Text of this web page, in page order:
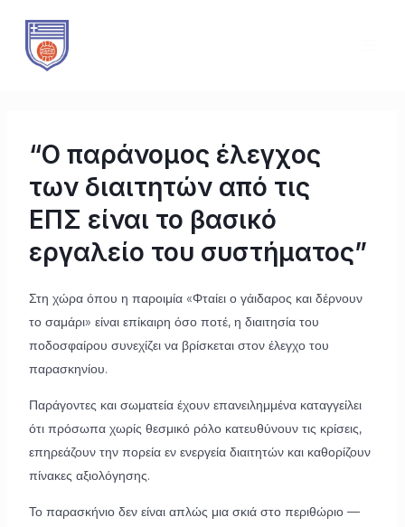
περιεχόμενο
“Ο παράνομος έλεγχος
των διαιτητών από τις
ΕΠΣ είναι το βασικό
εργαλείο του συστήματος”
Στη χώρα όπου η παροιμία «Φταίει ο γάιδαρος και δέρνουν
το σαμάρι» είναι επίκαιρη όσο ποτέ, η διαιτησία του
ποδοσφαίρου συνεχίζει να βρίσκεται στον έλεγχο του
παρασκηνίου.
Παράγοντες και σωματεία έχουν επανειλημμένα καταγγείλει
ότι πρόσωπα χωρίς θεσμικό ρόλο κατευθύνουν τις κρίσεις,
επηρεάζουν την πορεία εν ενεργεία διαιτητών και καθορίζουν
πίνακες αξιολόγησης.
Το παρασκήνιο δεν είναι απλώς μια σκιά στο περιθώριο —
άρθρων